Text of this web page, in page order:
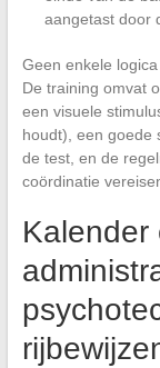
aangetast door
Geen enkele
De training omvat
een visuele
houdt), een goede
de test, en de
coördinatie
Kalender